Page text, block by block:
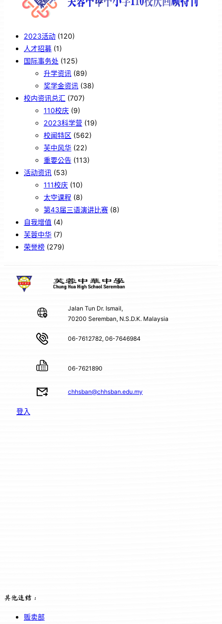
2023活动 (120)
人才招募 (1)
国际事务处 (125)
升学资讯 (89)
奖学金资讯 (38)
校内资讯总汇 (707)
110校庆 (9)
2023科学营 (19)
校闻特区 (562)
芙中风华 (22)
重要公告 (113)
活动资讯 (53)
111校庆 (10)
太空课程 (8)
第43届三语演讲比赛 (8)
自我增值 (4)
芙蓉中华 (7)
荣誉榜 (279)
Jalan Tun Dr. Ismail,
70200 Seremban, N.S.D.K. Malaysia
06-7612782, 06-7646984
06-7621890
chhsban@chhsban.edu.my
登入
其他连结：
贩卖部